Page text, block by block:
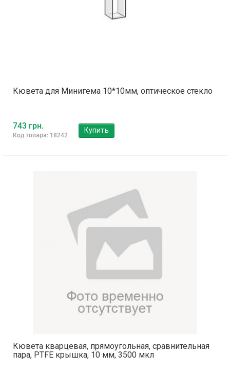
Кювета для Минигема 10*10мм, оптическое стекло
743 грн.
Код товара: 18242
Купить
Кювета кварцевая, прямоугольная, сравнительная
пара, PTFE крышка, 10 мм, 3500 мкл